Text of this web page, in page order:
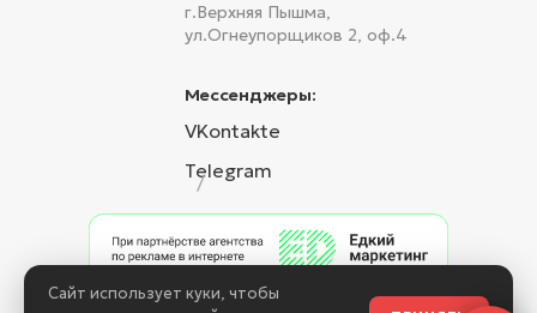
Сайт использует куки, чтобы
Мессенджеры:
VKontakte
Telegram
/
г.Верхняя Пышма,
ул.Огнеупорщиков 2, оф.4